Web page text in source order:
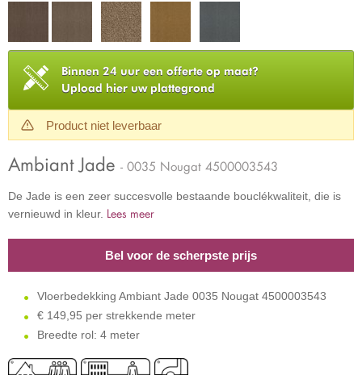
Binnen 24 uur een offerte op maat?
Upload hier uw plattegrond
Product niet leverbaar
Ambiant Jade - 0035 Nougat 4500003543
De Jade is een zeer succesvolle bestaande bouclékwaliteit, die is
vernieuwd in kleur. Lees meer
Bel voor de scherpste prijs
Vloerbedekking Ambiant Jade 0035 Nougat 4500003543
€ 149,95 per strekkende meter
Breedte rol: 4 meter